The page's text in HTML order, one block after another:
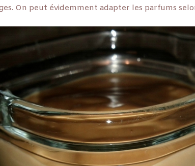
On peut évidemment adapter les parfums